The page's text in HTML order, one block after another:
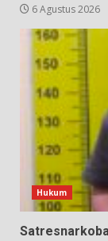
6 Agustus 2026
Hukum